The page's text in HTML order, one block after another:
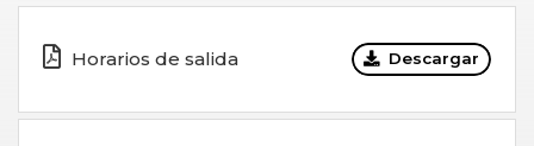
Horarios de salida Descargar